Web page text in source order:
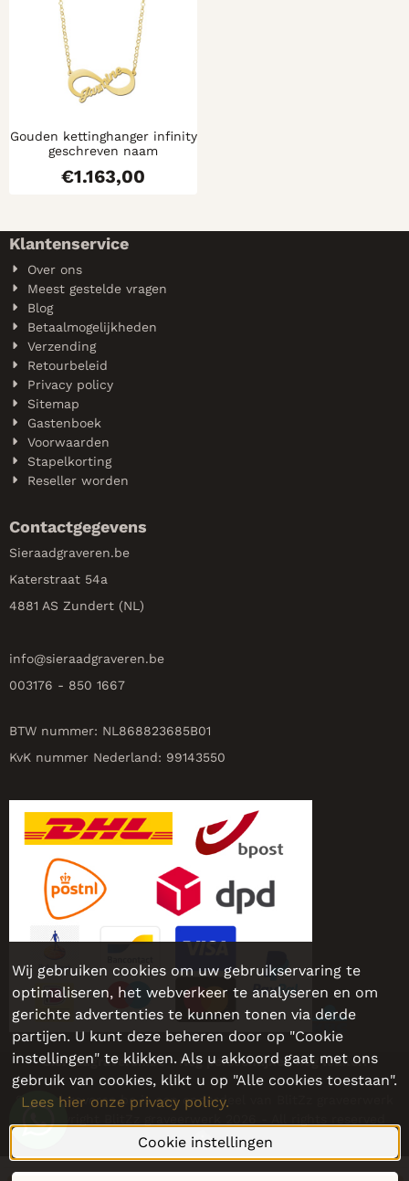
Gouden kettinghanger infinity
geschreven naam
€1.163,00
Klantenservice
Over ons
Meest gestelde vragen
Blog
Betaalmogelijkheden
Verzending
Retourbeleid
Privacy policy
Sitemap
Gastenboek
Voorwaarden
Stapelkorting
Reseller worden
Contactgegevens
Sieraadgraveren.be
Katerstraat 54a
4881 AS Zundert (NL)
info@sieraadgraveren.be
003176 - 850 1667
BTW nummer: NL868823685B01
KvK nummer Nederland: 99143550
Sieraadgraveren.be - Nog persoonlijker, nog leuker!
Sieraadgraveren.be is een onderdeel van BlitZz graveerwerk
Wij gebruiken cookies om uw gebruikservaring te
optimaliseren, het webverkeer te analyseren en om
gerichte advertenties te kunnen tonen via derde
partijen. U kunt deze beheren door op "Cookie
instellingen" te klikken. Als u akkoord gaat met ons
gebruik van cookies, klikt u op "Alle cookies toestaan".
Lees hier onze privacy policy.
Cookie instellingen